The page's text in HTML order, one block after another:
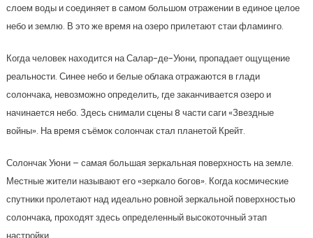
слоем воды и соединяет в самом большом отражении в единое целое
небо и землю. В это же время на озеро прилетают стаи фламинго.
Когда человек находится на Салар-де-Уюни, пропадает ощущение
реальности. Синее небо и белые облака отражаются в глади
солончака, невозможно определить, где заканчивается озеро и
начинается небо. Здесь снимали сцены 8 части саги «Звездные
войны». На время съёмок солончак стал планетой Крейт.
Солончак Уюни – самая большая зеркальная поверхность на земле.
Местные жители называют его «зеркало богов». Когда космические
спутники пролетают над идеально ровной зеркальной поверхностью
солончака, проходят здесь определенный высокоточный этап